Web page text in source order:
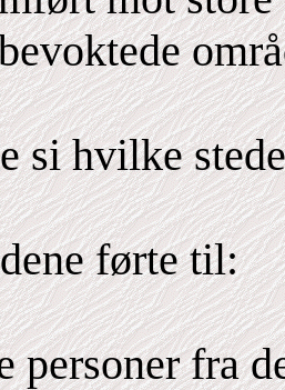
si hvilke
førte til:
personer fra